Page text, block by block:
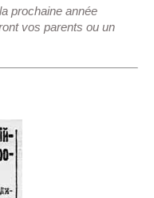
prochaine année
vos parents ou un